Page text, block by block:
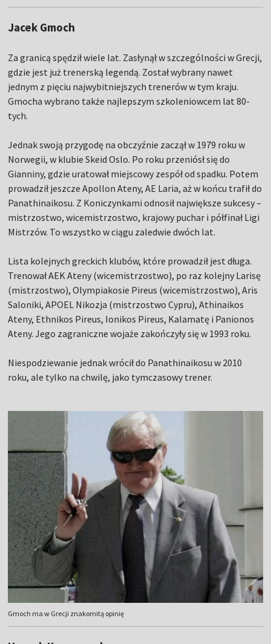
Jacek Gmoch
Za granicą spędził wiele lat. Zasłynął w szczególności w Grecji,
gdzie jest już trenerską legendą. Został wybrany nawet
jednym z pięciu najwybitniejszych trenerów w tym kraju.
Gmocha wybrano także najlepszym szkoleniowcem lat 80-
tych.
Jednak swoją przygodę na obczyźnie zaczął w 1979 roku w
Norwegii, w klubie Skeid Oslo. Po roku przeniósł się do
Gianniny, gdzie uratował miejscowy zespół od spadku. Potem
prowadził jeszcze Apollon Ateny, AE Laria, aż w końcu trafił do
Panathinaikosu. Z Koniczynkami odnosił największe sukcesy –
mistrzostwo, wicemistrzostwo, krajowy puchar i półfinał Ligi
Mistrzów. To wszystko w ciągu zaledwie dwóch lat.
Lista kolejnych greckich klubów, które prowadził jest długa.
Trenował AEK Ateny (wicemistrzostwo), po raz kolejny Larisę
(mistrzostwo), Olympiakosie Pireus (wicemistrzostwo), Aris
Saloniki, APOEL Nikozja (mistrzostwo Cypru), Athinaikos
Ateny, Ethnikos Pireus, Ionikos Pireus, Kalamatę i Panionos
Ateny. Jego zagraniczne wojaże zakończyły się w 1993 roku.
Niespodziewanie jednak wrócił do Panathinaikosu w 2010
roku, ale tylko na chwilę, jako tymczasowy trener.
Gmoch ma w Grecji znakomitą opinię